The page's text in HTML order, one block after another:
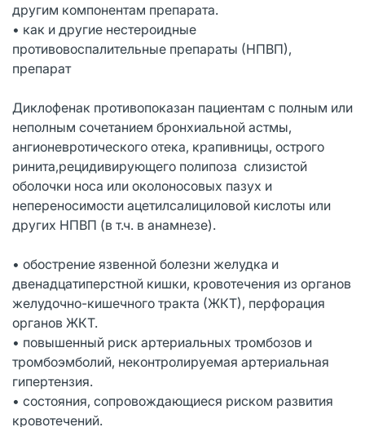
другим компонентам препарата.
• как и другие нестероидные
противовоспалительные препараты (НПВП),
препарат
Диклофенак противопоказан пациентам с полным или
неполным сочетанием бронхиальной астмы,
ангионевротического отека, крапивницы, острого
ринита,рецидивирующего полипоза слизистой
оболочки носа или околоносовых пазух и
непереносимости ацетилсалициловой кислоты или
других НПВП (в т.ч. в анамнезе).
• обострение язвенной болезни желудка и
двенадцатиперстной кишки, кровотечения из органов
желудочно-кишечного тракта (ЖКТ), перфорация
органов ЖКТ.
• повышенный риск артериальных тромбозов и
тромбоэмболий, неконтролируемая артериальная
гипертензия.
• состояния, сопровождающиеся риском развития
кровотечений.